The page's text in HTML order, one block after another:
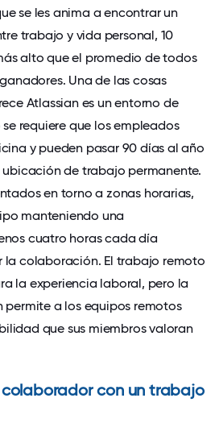
se les anima a encontrar un
trabajo y vida personal, 10
alto que el promedio de todos
Una de las cosas
Atlassian es un entorno de
requiere que los empleados
y pueden pasar 90 días al año
de trabajo permanente.
en torno a zonas horarias,
manteniendo una
cuatro horas cada día
colaboración. El trabajo remoto
la experiencia laboral, pero la
permite a los equipos remotos
que sus miembros valoran
con un trabajo